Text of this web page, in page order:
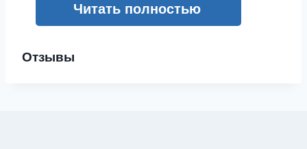
Читать полностью
Отзывы